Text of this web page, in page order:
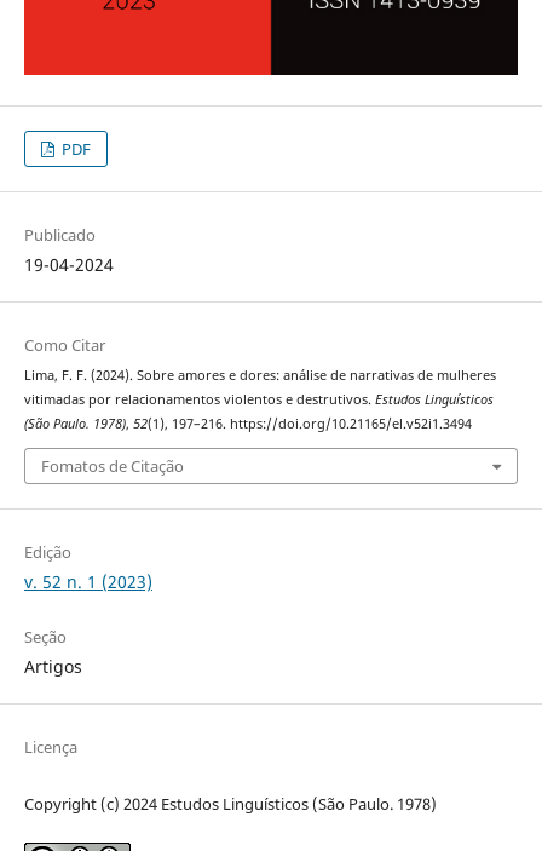
PDF
Publicado
19-04-2024
Como Citar
Lima, F. F. (2024). Sobre amores e dores: análise de narrativas de mulheres
vitimadas por relacionamentos violentos e destrutivos. Estudos Linguísticos
(São Paulo. 1978), 52(1), 197–216. https://doi.org/10.21165/el.v52i1.3494
Fomatos de Citação
Edição
v. 52 n. 1 (2023)
Seção
Artigos
Licença
Copyright (c) 2024 Estudos Linguísticos (São Paulo. 1978)